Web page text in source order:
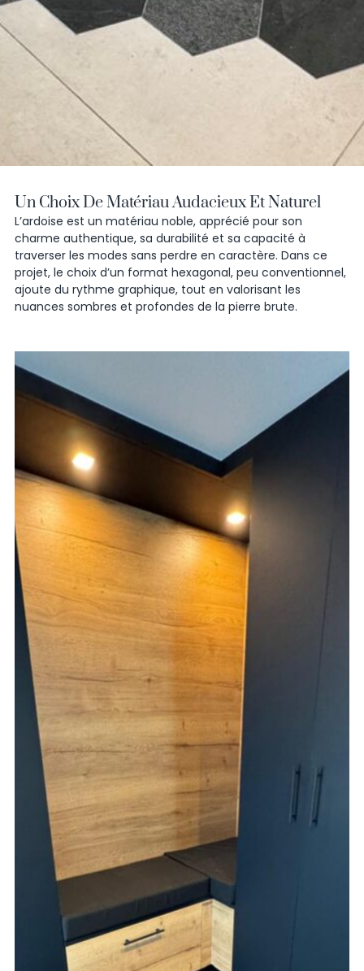
Un Choix De Matériau Audacieux Et Naturel
L’ardoise est un matériau noble, apprécié pour son
charme authentique, sa durabilité et sa capacité à
traverser les modes sans perdre en caractère. Dans ce
projet, le choix d’un format hexagonal, peu conventionnel,
ajoute du rythme graphique, tout en valorisant les
nuances sombres et profondes de la pierre brute.